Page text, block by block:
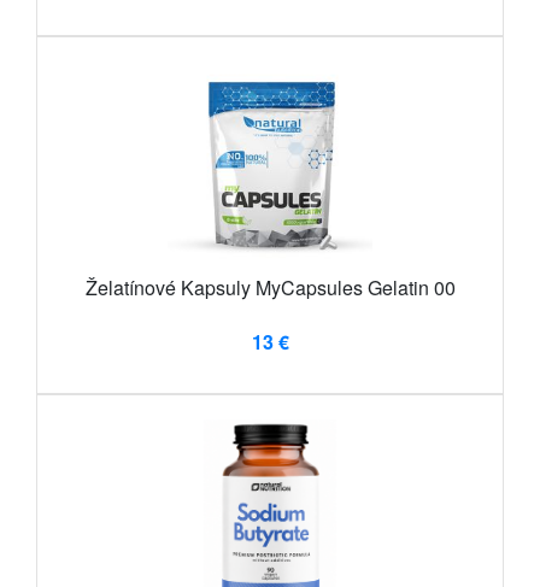
Želatínové Kapsuly MyCapsules Gelatin 00
13 €